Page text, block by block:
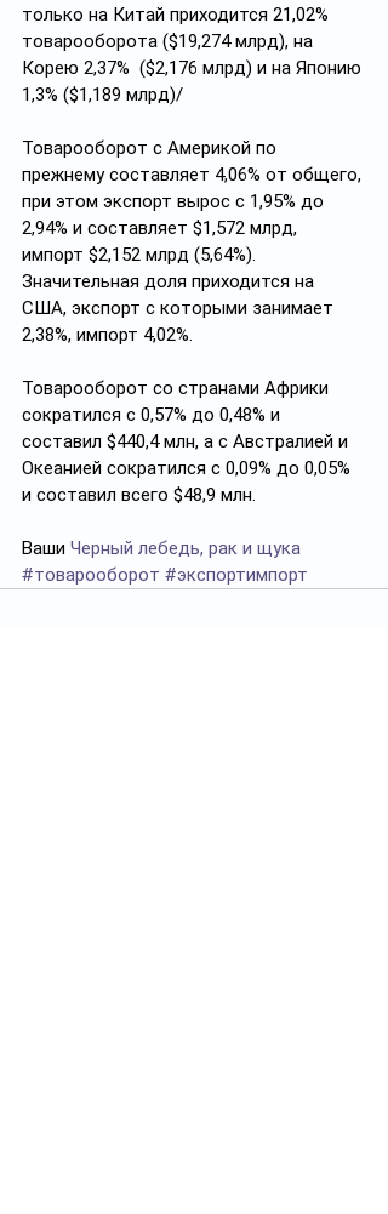
только на Китай приходится 21,02%
товарооборота ($19,274 млрд), на
Корею 2,37%  ($2,176 млрд) и на Японию
1,3% ($1,189 млрд)/
Товарооборот с Америкой по
прежнему составляет 4,06% от общего,
при этом экспорт вырос с 1,95% до
2,94% и составляет $1,572 млрд,
импорт $2,152 млрд (5,64%).
Значительная доля приходится на
США, экспорт с которыми занимает
2,38%, импорт 4,02%.
Товарооборот со странами Африки
сократился с 0,57% до 0,48% и
составил $440,4 млн, а с Австралией и
Океанией сократился с 0,09% до 0,05%
и составил всего $48,9 млн.
Ваши Черный лебедь, рак и щука
#товарооборот #экспортимпорт